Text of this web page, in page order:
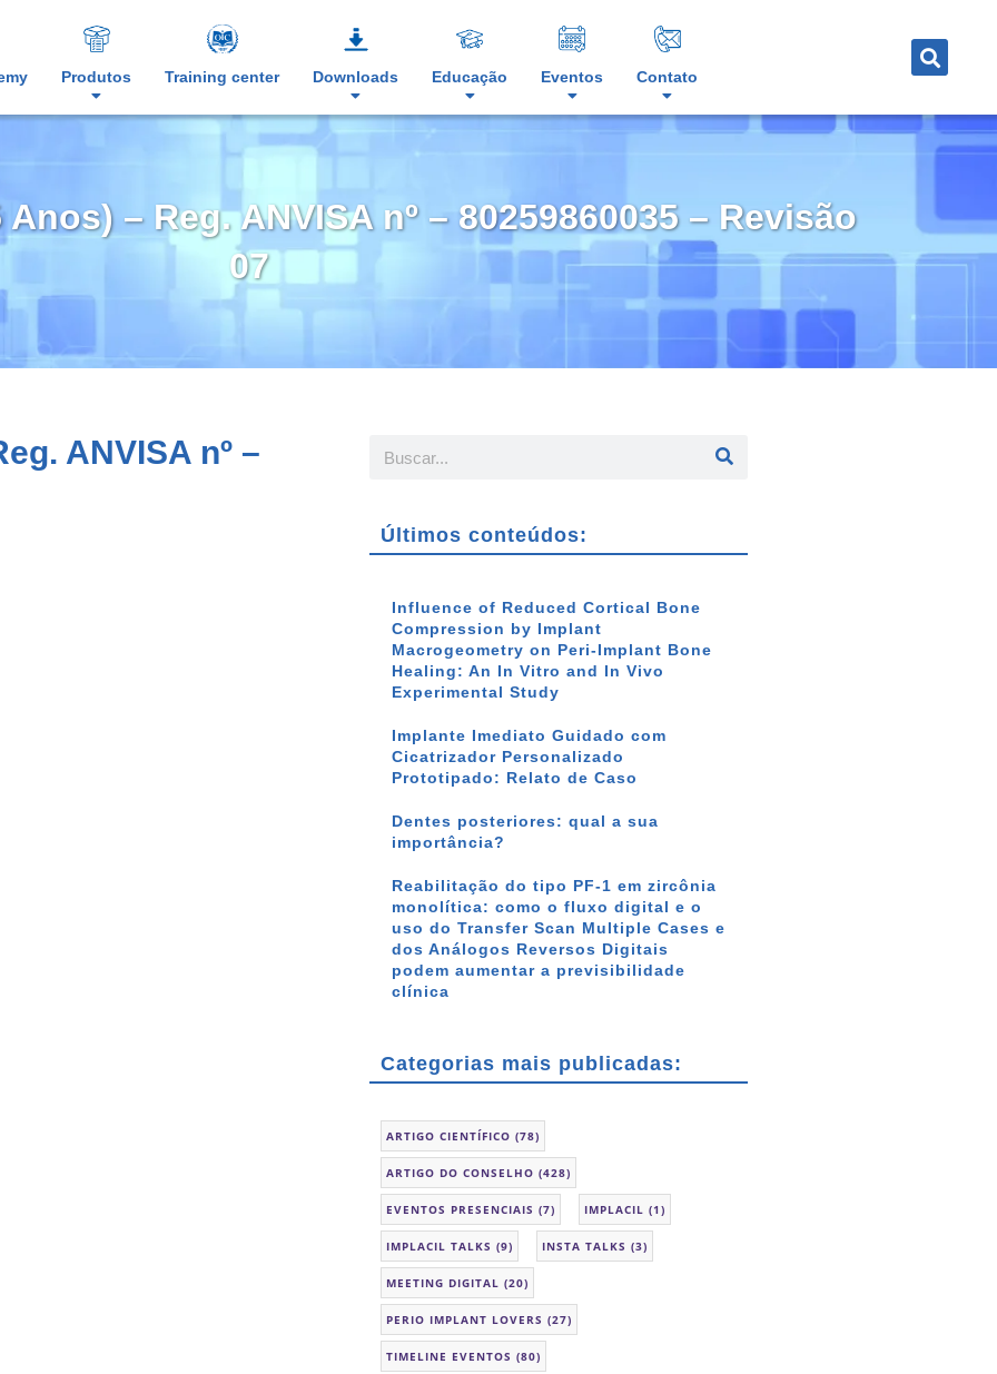
Produtos Training center Downloads Educação Eventos Contato
– Reg. ANVISA nº – 80259860035 – Revisão
07
ANVISA nº –
Últimos conteúdos:
Influence of Reduced Cortical Bone
Compression by Implant
Macrogeometry on Peri-Implant Bone
Healing: An In Vitro and In Vivo
Experimental Study
Implante Imediato Guidado com
Cicatrizador Personalizado
Prototipado: Relato de Caso
Dentes posteriores: qual a sua
importância?
Reabilitação do tipo PF-1 em zircônia
monolítica: como o fluxo digital e o
uso do Transfer Scan Multiple Cases e
dos Análogos Reversos Digitais
podem aumentar a previsibilidade
clínica
Categorias mais publicadas:
ARTIGO CIENTÍFICO (78)
ARTIGO DO CONSELHO (428)
EVENTOS PRESENCIAIS (7) IMPLACIL (1)
IMPLACIL TALKS (9) INSTA TALKS (3)
MEETING DIGITAL (20)
PERIO IMPLANT LOVERS (27)
TIMELINE EVENTOS (80)